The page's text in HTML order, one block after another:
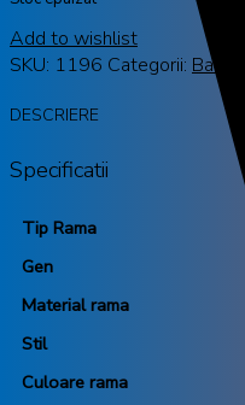
Add to wishlist
SKU: 1196 Categorii: Barbati
DESCRIERE
Specificatii
Tip Rama
Gen
Material rama
Stil
Culoare rama